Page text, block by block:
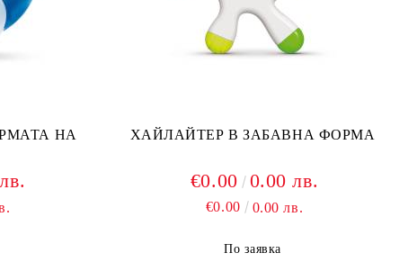
НА
ХАЙЛАЙТЕР В ЗАБАВНА ФОРМА
€0.00 0.00 лв.
€0.00 0.00 лв.
По заявка